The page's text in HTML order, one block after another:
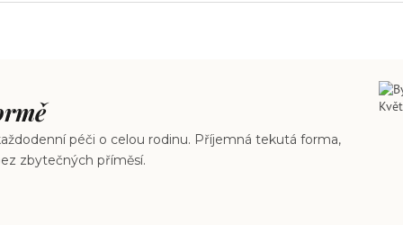
péči o celou rodinu. Příjemná tekutá forma,
zbytečných příměsí.